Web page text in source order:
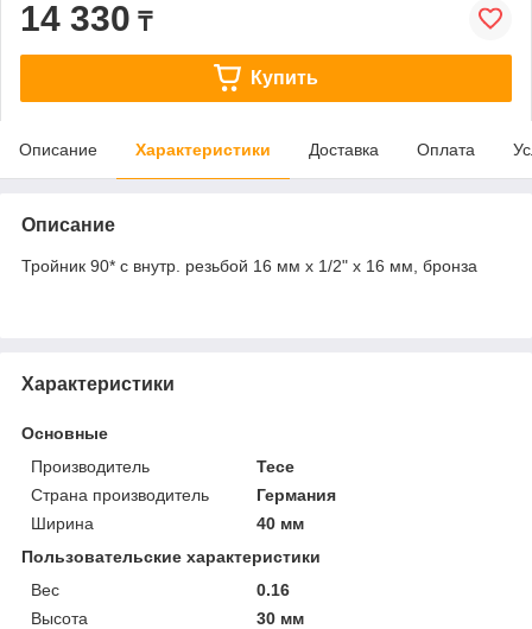
14 330 ₸
Купить
Описание Характеристики Доставка Оплата
Описание
Тройник 90* с внутр. резьбой 16 мм х 1/2" х 16 мм, бронза
Характеристики
Основные
Производитель
Tece
Страна производитель
Германия
Ширина
40 мм
Пользовательские характеристики
Вес
0.16
Высота
30 мм